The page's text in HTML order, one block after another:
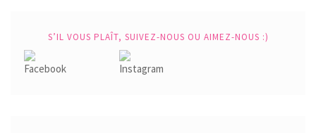
S’IL VOUS PLAÎT, SUIVEZ-NOUS OU AIMEZ-NOUS :)